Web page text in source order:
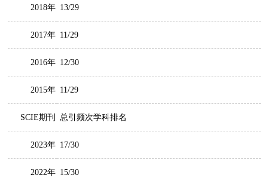
2018年 13/29
2017年 11/29
2016年 12/30
2015年 11/29
SCIE期刊 总引频次学科排名
2023年 17/30
2022年 15/30